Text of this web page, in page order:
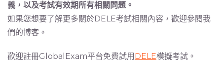
義，以及考試有效期所有相關問題。
如果您想要了解更多關於DELE考試相關內容，歡迎參閱我
們的博客。
歡迎註冊GlobalExam平台免費試用 DELE模擬考試。